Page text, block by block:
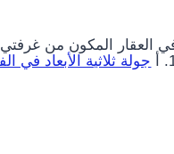
العقار المكون من
جولة ثلاثية الأبعاد في